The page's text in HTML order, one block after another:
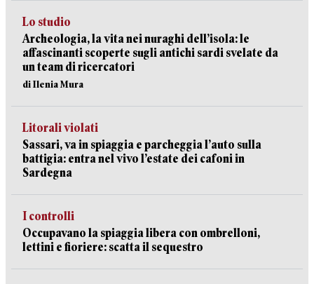
Lo studio
Archeologia, la vita nei nuraghi dell’isola: le
affascinanti scoperte sugli antichi sardi svelate da
un team di ricercatori
di Ilenia Mura
Litorali violati
Sassari, va in spiaggia e parcheggia l’auto sulla
battigia: entra nel vivo l’estate dei cafoni in
Sardegna
I controlli
Occupavano la spiaggia libera con ombrelloni,
lettini e fioriere: scatta il sequestro